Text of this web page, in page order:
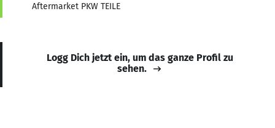
Aftermarket PKW TEILE
Logg Dich jetzt ein, um das ganze Profil zu
sehen.